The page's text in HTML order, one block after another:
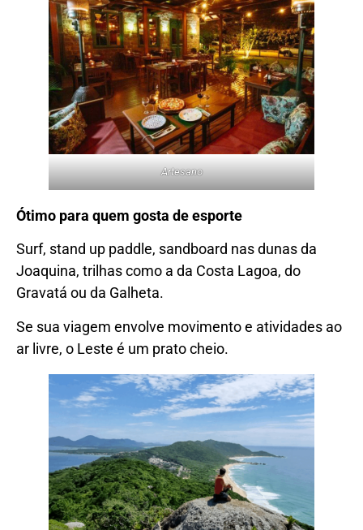
Artesano
Ótimo para quem gosta de esporte
Surf, stand up paddle, sandboard nas dunas da
Joaquina, trilhas como a da Costa Lagoa, do
Gravatá ou da Galheta.
Se sua viagem envolve movimento e atividades ao
ar livre, o Leste é um prato cheio.